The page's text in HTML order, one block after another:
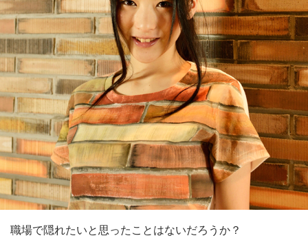
職場で隠れたいと思ったことはないだろうか？